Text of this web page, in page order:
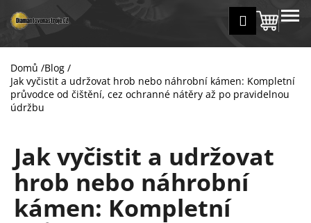
na
obsah
Přihlášení
košík
MENU
Domů /Blog /
Jak vyčistit a udržovat hrob nebo náhrobní kámen: Kompletní
průvodce od čištění, cez ochranné nátěry až po pravidelnou
údržbu
Jak vyčistit a udržovat
hrob nebo náhrobní
kámen: Kompletní
š
k
Zpět
Zpět
C
o
p
t
ř
e
b